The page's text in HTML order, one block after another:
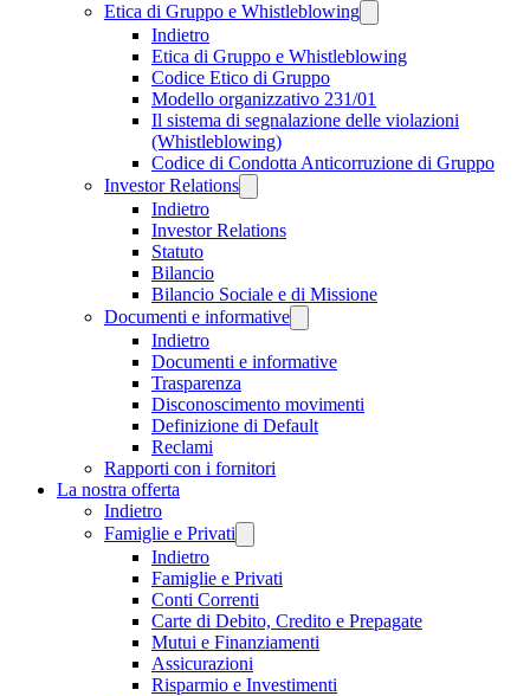
Etica di Gruppo e Whistleblowing
Indietro
Etica di Gruppo e Whistleblowing
Codice Etico di Gruppo
Modello organizzativo 231/01
Il sistema di segnalazione delle violazioni
(Whistleblowing)
Codice di Condotta Anticorruzione di Gruppo
Investor Relations
Indietro
Investor Relations
Statuto
Bilancio
Bilancio Sociale e di Missione
Documenti e informative
Indietro
Documenti e informative
Trasparenza
Disconoscimento movimenti
Definizione di Default
Reclami
Rapporti con i fornitori
La nostra offerta
Indietro
Famiglie e Privati
Indietro
Famiglie e Privati
Conti Correnti
Carte di Debito, Credito e Prepagate
Mutui e Finanziamenti
Assicurazioni
Risparmio e Investimenti